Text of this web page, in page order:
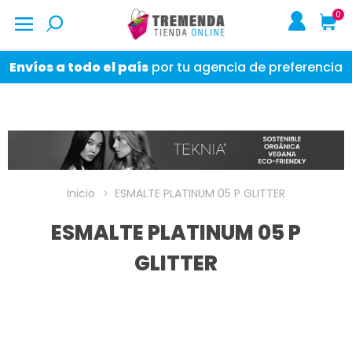
0
Envíos a todo el país por tu agencia de preferencia
Inicio ESMALTE PLATINUM 05 P GLITTER
ESMALTE PLATINUM 05 P
GLITTER